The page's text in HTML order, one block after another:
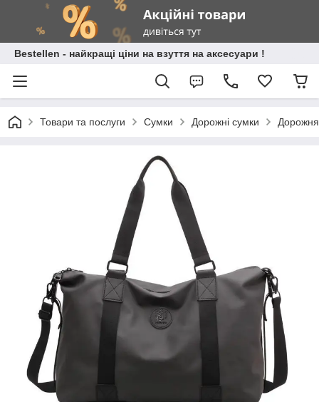
Bestellen - найкращі ціни на взуття на аксесуари !
Товари та послуги Сумки Дорожні сумки